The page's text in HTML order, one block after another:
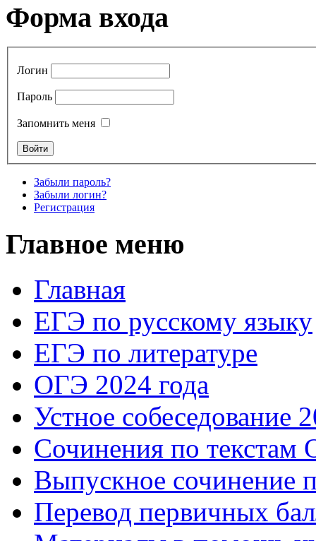
Форма входа
Логин
Пароль
Запомнить меня
Забыли пароль?
Забыли логин?
Регистрация
Главное меню
Главная
ЕГЭ по русскому языку
ЕГЭ по литературе
ОГЭ 2024 года
Устное собеседование
Сочинения по текстам
Выпускное сочинение
Перевод первичных